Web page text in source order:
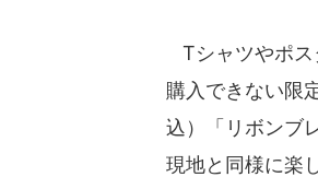
Tシャツやポス
購入できない限
込）「リボンブ
現地と同様に楽